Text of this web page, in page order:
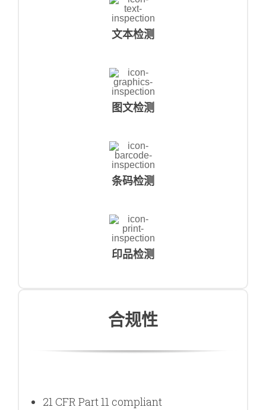
文本检测
图文检测
条码检测
印品检测
合规性
21 CFR Part 11 compliant